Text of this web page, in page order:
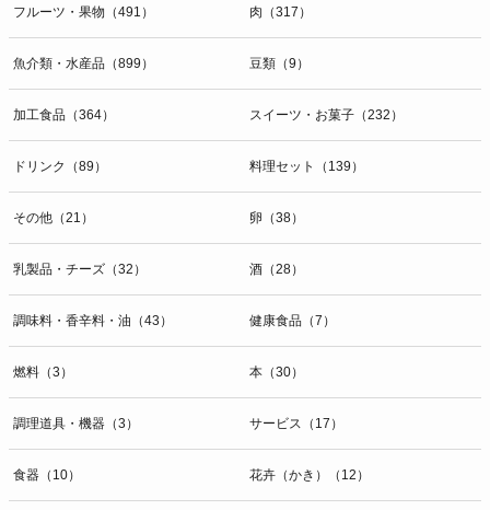
g）本人が個人情報を与えることの任意性及び当該情報を与えなかっ
た場合に本人に生じる結果
個人情報の提供は任意と致しますが、当社が依頼する情報の提供がな
い場合、内容が正確でない場合はサービスの提供やご対応等に支障を
きたす可能性がございますのでご了承下さい。
スログ、Cookie（クッキー）等を用いて管理しています。これらに
は、お客様のお名前、ご住所、電話番号、電子メールアドレスなど、
お客様を特定する個人情報は一切含まれておりません。
個人情報に関する問合わせ窓口
〒106-0044 東京都港区東麻布一丁目２７番１号 東麻布食文化ビル４
ＦＡＸ：047-401-6847
フルーツ・果物（491） 肉（317）
魚介類・水産品（899） 豆類（9）
加工食品（364） スイーツ・お菓子（232）
ドリンク（89） 料理セット（139）
その他（21） 卵（38）
乳製品・チーズ（32） 酒（28）
調味料・香辛料・油（43） 健康食品（7）
燃料（3） 本（30）
調理道具・機器（3） サービス（17）
食器（10） 花卉（かき）（12）